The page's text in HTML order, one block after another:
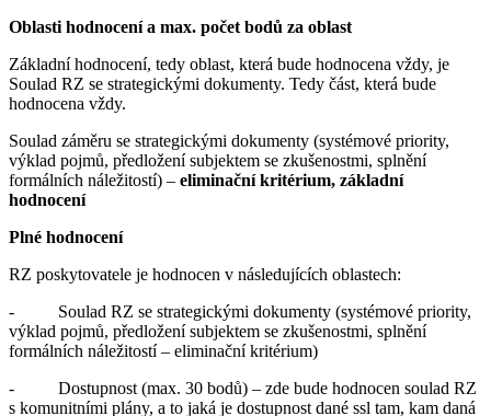
Oblasti hodnocení a max. počet bodů za oblast
Základní hodnocení, tedy oblast, která bude hodnocena vždy, je
Soulad RZ se strategickými dokumenty. Tedy část, která bude
hodnocena vždy.
Soulad záměru se strategickými dokumenty (systémové priority,
výklad pojmů, předložení subjektem se zkušenostmi, splnění
formálních náležitostí) – eliminační kritérium, základní
hodnocení
Plné hodnocení
RZ poskytovatele je hodnocen v následujících oblastech:
- Soulad RZ se strategickými dokumenty (systémové priority,
výklad pojmů, předložení subjektem se zkušenostmi, splnění
formálních náležitostí – eliminační kritérium)
- Dostupnost (max. 30 bodů) – zde bude hodnocen soulad RZ
s komunitními plány, a to jaká je dostupnost dané ssl tam, kam daná